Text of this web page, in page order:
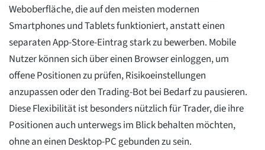
Weboberfläche, die auf den meisten modernen
Smartphones und Tablets funktioniert, anstatt einen
separaten App-Store-Eintrag stark zu bewerben. Mobile
Nutzer können sich über einen Browser einloggen, um
offene Positionen zu prüfen, Risikoeinstellungen
anzupassen oder den Trading-Bot bei Bedarf zu pausieren.
Diese Flexibilität ist besonders nützlich für Trader, die ihre
Positionen auch unterwegs im Blick behalten möchten,
ohne an einen Desktop-PC gebunden zu sein.